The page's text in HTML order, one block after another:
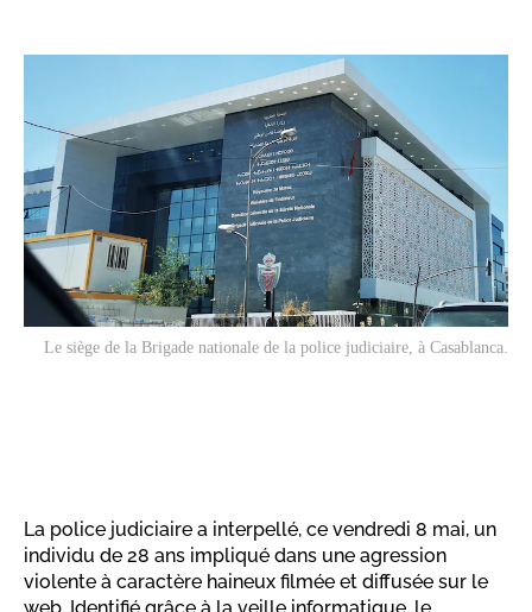
Le siège de la Brigade nationale de la police judiciaire, à Casablanca.
La police judiciaire a interpellé, ce vendredi 8 mai, un
individu de 28 ans impliqué dans une agression
violente à caractère haineux filmée et diffusée sur le